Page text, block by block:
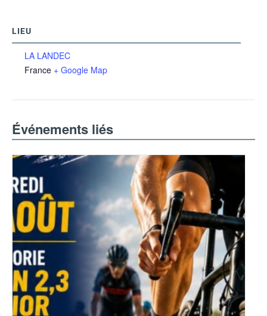
LIEU
LA LANDEC
France + Google Map
Événements liés